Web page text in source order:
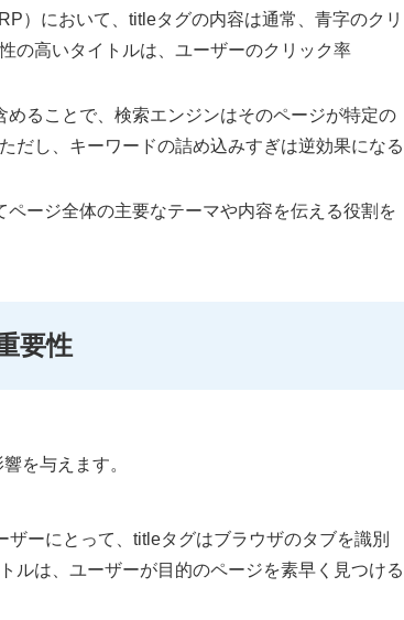
）において、titleタグの内容は通常、青字のクリ
の高いタイトルは、ユーザーのクリック率
めることで、検索エンジンはそのページが特定の
だし、キーワードの詰め込みすぎは逆効果になる
ージ全体の主要なテーマや内容を伝える役割を
要性
を与えます。
ーにとって、titleタグはブラウザのタブを識別
ルは、ユーザーが目的のページを素早く見つける